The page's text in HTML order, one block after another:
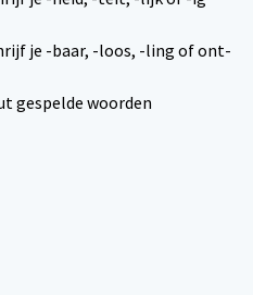
je -baar, -loos, -ling of ont-
gespelde woorden